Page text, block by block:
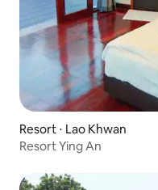
Resort ⋅ Lao Khwan
Resort Ying An